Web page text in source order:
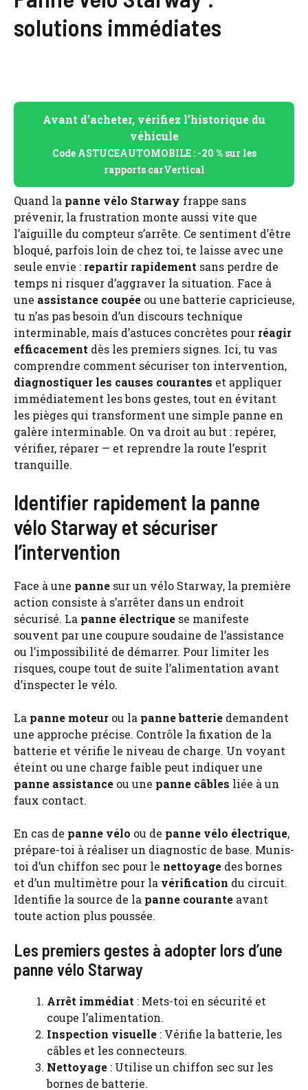
solutions immédiates
Avant d’acheter, vérifiez l’historique du
véhicule
Code ASTUCEAUTOMOBILE : -20 % sur les
rapports carVertical
Quand la panne vélo Starway frappe sans
prévenir, la frustration monte aussi vite que
l’aiguille du compteur s’arrête. Ce sentiment d’être
bloqué, parfois loin de chez toi, te laisse avec une
seule envie : repartir rapidement sans perdre de
temps ni risquer d’aggraver la situation. Face à
une assistance coupée ou une batterie capricieuse,
tu n’as pas besoin d’un discours technique
interminable, mais d’astuces concrètes pour réagir
efficacement dès les premiers signes. Ici, tu vas
comprendre comment sécuriser ton intervention,
diagnostiquer les causes courantes et appliquer
immédiatement les bons gestes, tout en évitant
les pièges qui transforment une simple panne en
galère interminable. On va droit au but : repérer,
vérifier, réparer — et reprendre la route l’esprit
tranquille.
Identifier rapidement la panne
vélo Starway et sécuriser
l’intervention
Face à une panne sur un vélo Starway, la première
action consiste à s’arrêter dans un endroit
sécurisé. La panne électrique se manifeste
souvent par une coupure soudaine de l’assistance
ou l’impossibilité de démarrer. Pour limiter les
risques, coupe tout de suite l’alimentation avant
d’inspecter le vélo.
La panne moteur ou la panne batterie demandent
une approche précise. Contrôle la fixation de la
batterie et vérifie le niveau de charge. Un voyant
éteint ou une charge faible peut indiquer une
panne assistance ou une panne câbles liée à un
faux contact.
En cas de panne vélo ou de panne vélo électrique,
prépare-toi à réaliser un diagnostic de base. Munis-
toi d’un chiffon sec pour le nettoyage des bornes
et d’un multimètre pour la vérification du circuit.
Identifie la source de la panne courante avant
toute action plus poussée.
Les premiers gestes à adopter lors d’une
panne vélo Starway
Arrêt immédiat : Mets-toi en sécurité et
coupe l’alimentation.
Inspection visuelle : Vérifie la batterie, les
câbles et les connecteurs.
Nettoyage : Utilise un chiffon sec sur les
bornes de batterie.